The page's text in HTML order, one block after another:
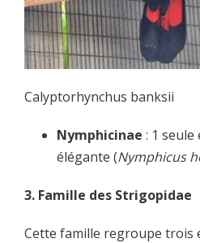
Calyptorhynchus banksii
Nymphicinae : 1 seule
élégante (Nymphicus
3. Famille des Strigopidae
Cette famille regroupe trois